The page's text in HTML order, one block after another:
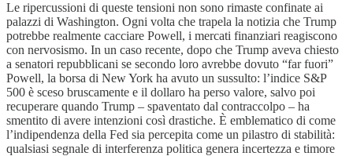
Le ripercussioni di queste tensioni non sono rimaste confinate ai
palazzi di Washington. Ogni volta che trapela la notizia che Trump
potrebbe realmente cacciare Powell, i mercati finanziari reagiscono
con nervosismo. In un caso recente, dopo che Trump aveva chiesto
a senatori repubblicani se secondo loro avrebbe dovuto “far fuori”
Powell, la borsa di New York ha avuto un sussulto: l’indice S&P
500 è sceso bruscamente e il dollaro ha perso valore, salvo poi
recuperare quando Trump – spaventato dal contraccolpo – ha
smentito di avere intenzioni così drastiche. È emblematico di come
l’indipendenza della Fed sia percepita come un pilastro di stabilità:
qualsiasi segnale di interferenza politica genera incertezza e timore